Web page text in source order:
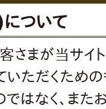
ついて
さまが当サイ
ただくための
はなく、また